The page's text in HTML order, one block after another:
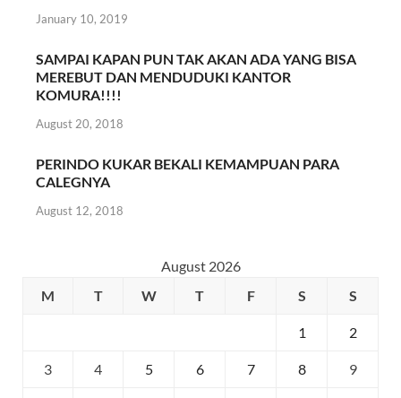
January 10, 2019
SAMPAI KAPAN PUN TAK AKAN ADA YANG BISA
MEREBUT DAN MENDUDUKI KANTOR
KOMURA!!!!
August 20, 2018
PERINDO KUKAR BEKALI KEMAMPUAN PARA
CALEGNYA
August 12, 2018
August 2026
M
T W T F S S
1 2
3 4 5 6 7 8 9